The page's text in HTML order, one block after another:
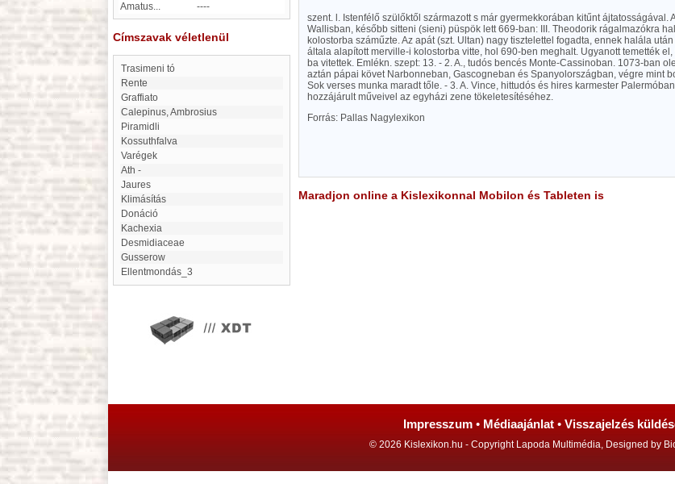
Amatus...
----
Címszavak véletlenül
Trasimeni tó
Rente
graffiato
Calepinus, Ambrosius
Piramidli
Kossuthfalva
Varégek
ath -
Jaures
Klimásítás
donáció
kachexia
Desmidiaceae
Gusserow
Ellentmondás_3
szent. l. Istenfélő szülőktől származott s már gyermekkorában kitűnt ájtatosságával.
Wallisban, később sitteni (sieni) püspök lett 669-ban: III. Theodorik rágalmazókra
kolostorba száműzte. Az apát (szt. Ultan) nagy tisztelettel fogadta, ennek halála
általa alapított merville-i kolostorba vitte, hol 690-ben meghalt. Ugyanott temették
ba vitettek. Emlékn. szept: 13. - 2. A., tudós bencés Monte-Cassinoban. 1073-ban
aztán pápai követ Narbonneban, Gascogneban és Spanyolországban, végre mint
Sok verses munka maradt tőle. - 3. A. Vince, hittudós és hires karmester
hozzájárult műveivel az egyházi zene tökeletesítéséhez.
Forrás: Pallas Nagylexikon
Maradjon online a Kislexikonnal Mobilon és Tableten is
Impresszum • Médiaajánlat • Visszajelzés
© 2026 Kislexikon.hu - Copyright Lapoda Multimédia, Designed by